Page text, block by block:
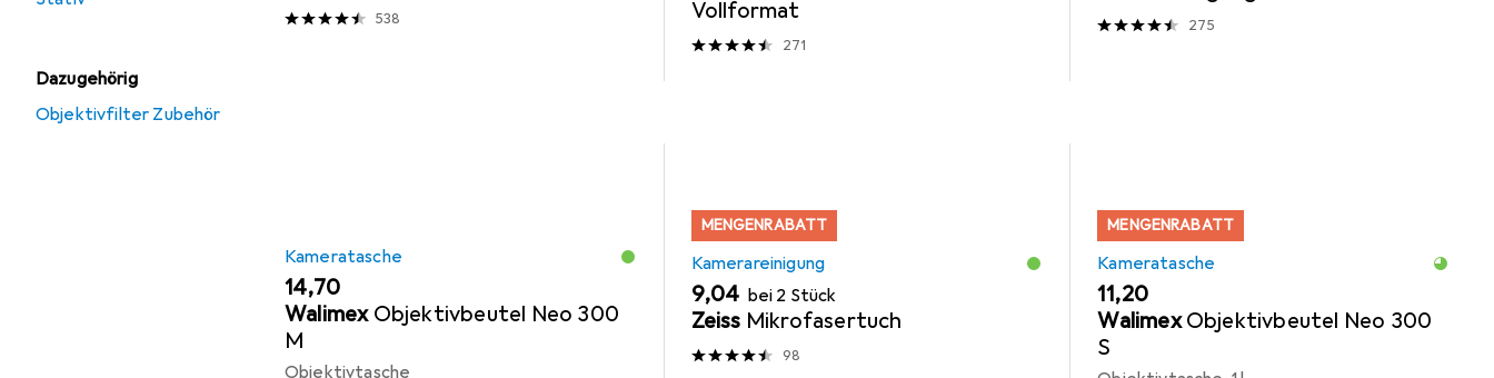
Dazugehörig
Objektivfilter Zubehör
538
Vollformat
271
275
Kameratasche
EUR
14,70
Walimex Objektivbeutel Neo 300
M
Objektivtasche
MENGENRABATT
Kamerareinigung
EUR
9,04 bei 2 Stück
Zeiss Mikrofasertuch
98
MENGENRABATT
Kameratasche
EUR
11,20
Walimex Objektivbeutel Neo 300
S